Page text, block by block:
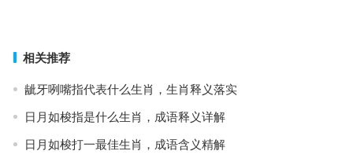
相关推荐
龇牙咧嘴指代表什么生肖，生肖释义落实
日月如梭指是什么生肖，成语释义详解
日月如梭打一最佳生肖，成语含义精解